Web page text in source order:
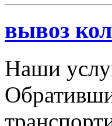
вывоз
Наши